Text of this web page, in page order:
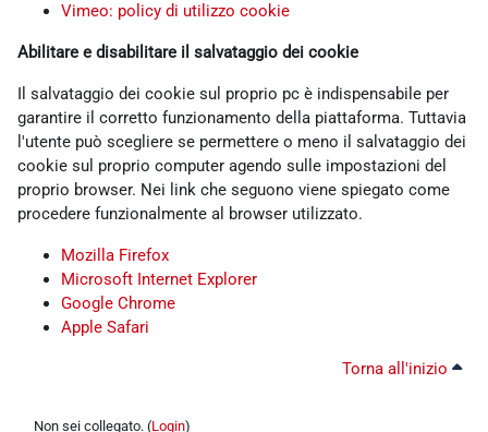
Vimeo: policy di utilizzo cookie
Abilitare e disabilitare il salvataggio dei cookie
Il salvataggio dei cookie sul proprio pc è indispensabile per
garantire il corretto funzionamento della piattaforma. Tuttavia
l'utente può scegliere se permettere o meno il salvataggio dei
cookie sul proprio computer agendo sulle impostazioni del
proprio browser. Nei link che seguono viene spiegato come
procedere funzionalmente al browser utilizzato.
Mozilla Firefox
Microsoft Internet Explorer
Google Chrome
Apple Safari
Torna all'inizio
Non sei collegato. (Login)